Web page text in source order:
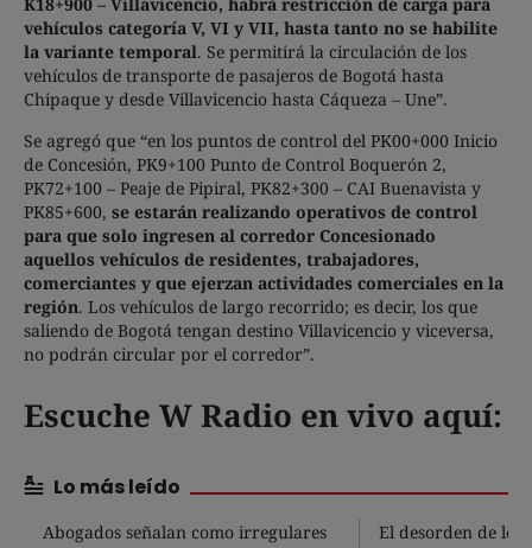
vehículos categoría V, VI y VII, hasta tanto no se habilite
la variante temporal. Se permitirá la circulación de los
vehículos de transporte de pasajeros de Bogotá hasta
Chipaque y desde Villavicencio hasta Cáqueza – Une”.
Se agregó que “en los puntos de control del PK00+000 Inicio
de Concesión, PK9+100 Punto de Control Boquerón 2,
PK72+100 – Peaje de Pipiral, PK82+300 – CAI Buenavista y
PK85+600, se estarán realizando operativos de control
para que solo ingresen al corredor Concesionado
aquellos vehículos de residentes, trabajadores,
comerciantes y que ejerzan actividades comerciales en la
región. Los vehículos de largo recorrido; es decir, los que
saliendo de Bogotá tengan destino Villavicencio y viceversa,
no podrán circular por el corredor”.
Escuche W Radio en vivo aquí:
Lo más leído
Abogados señalan como irregulares
El desorden de los